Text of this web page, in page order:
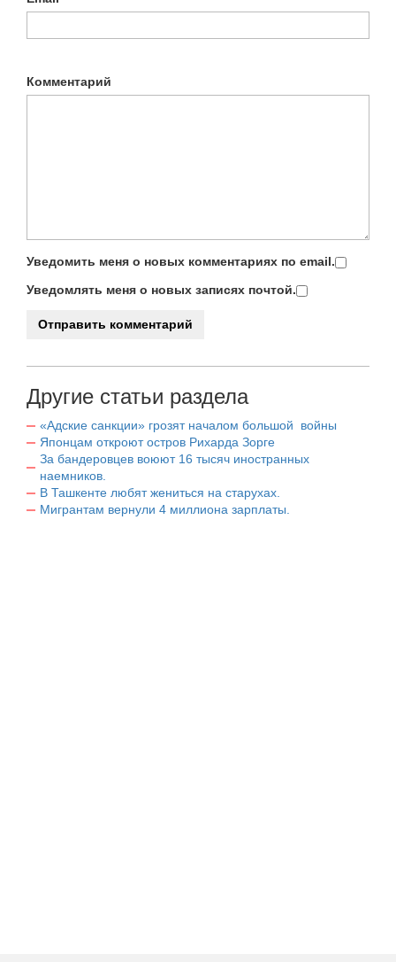
Комментарий
Уведомить меня о новых комментариях по email.
Уведомлять меня о новых записях почтой.
Другие статьи раздела
«Адские санкции» грозят началом большой войны
Японцам откроют остров Рихарда Зорге
За бандеровцев воюют 16 тысяч иностранных
наемников.
В Ташкенте любят жениться на старухах.
Мигрантам вернули 4 миллиона зарплаты.